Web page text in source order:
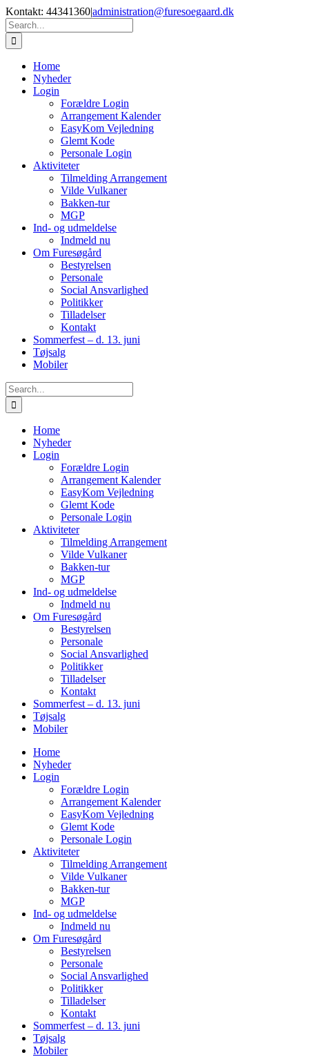
Skip
to
content
Kontakt: 44341360|administration@furesoegaard.dk
Search
for:
Home
Nyheder
Login
Forældre Login
Arrangement Kalender
EasyKom Vejledning
Glemt Kode
Personale Login
Aktiviteter
Tilmelding Arrangement
Vilde Vulkaner
Bakken-tur
MGP
Ind- og udmeldelse
Indmeld nu
Om Furesøgård
Bestyrelsen
Personale
Social Ansvarlighed
Politikker
Tilladelser
Kontakt
Sommerfest – d. 13. juni
Tøjsalg
Mobiler
Search
for:
Home
Nyheder
Login
Forældre Login
Arrangement Kalender
EasyKom Vejledning
Glemt Kode
Personale Login
Aktiviteter
Tilmelding Arrangement
Vilde Vulkaner
Bakken-tur
MGP
Ind- og udmeldelse
Indmeld nu
Om Furesøgård
Bestyrelsen
Personale
Social Ansvarlighed
Politikker
Tilladelser
Kontakt
Sommerfest – d. 13. juni
Tøjsalg
Mobiler
Home
Nyheder
Login
Forældre Login
Arrangement Kalender
EasyKom Vejledning
Glemt Kode
Personale Login
Aktiviteter
Tilmelding Arrangement
Vilde Vulkaner
Bakken-tur
MGP
Ind- og udmeldelse
Indmeld nu
Om Furesøgård
Bestyrelsen
Personale
Social Ansvarlighed
Politikker
Tilladelser
Kontakt
Sommerfest – d. 13. juni
Tøjsalg
Mobiler